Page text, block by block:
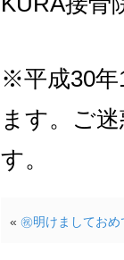
※平成30年
ます。ご
す。
« ㊗明けましてお